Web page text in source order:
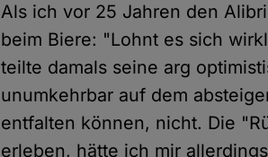
Als ich vor 25 Jahren den
beim Biere: "Lohnt es sich
teilte damals seine arg
unumkehrbar auf dem
entfalten können, nicht. Die
erleben, hätte ich mir